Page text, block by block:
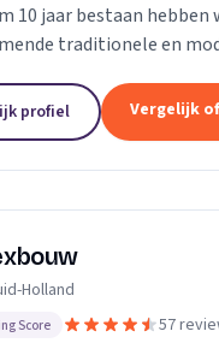
10 jaar bestaan
traditionele en
profiel Vergelijk
Holland
Score 57